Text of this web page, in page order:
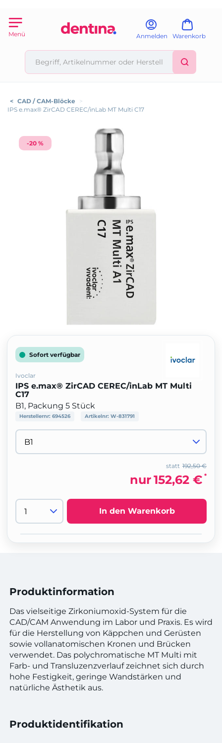
Menü Anmelden Warenkorb
< CAD / CAM-Blöcke
>
IPS e.max® ZirCAD CEREC/inLab MT Multi C17
-20 %
Sofort verfügbar
Ivoclar
IPS e.max® ZirCAD CEREC/inLab MT Multi
C17
B1, Packung 5 Stück
Herstellernr: 694526 Artikelnr: W-831791
192,50 €
statt
nur152,62 € *
In den Warenkorb
Produktinformation
Das vielseitige Zirkoniumoxid-System für die
CAD/CAM Anwendung im Labor und Praxis. Es wird
für die Herstellung von Käppchen und Gerüsten
sowie vollanatomischen Kronen und Brücken
verwendet. Das polychromatische MT Multi mit
Farb- und Transluzenzverlauf zeichnet sich durch
hohe Festigkeit, geringe Wandstärken und
natürliche Ästhetik aus.
Produktidentifikation